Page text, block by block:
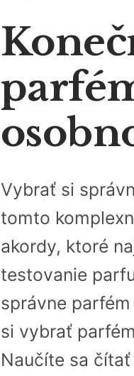
Vybrať si
tomto
akordy, ktoré
testovanie
správne
si vybrať
Naučíte sa